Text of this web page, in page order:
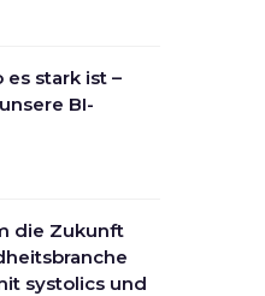
stark ist –
BI-
die Zukunft
systolics und